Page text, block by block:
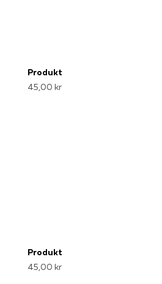
Produkt
45,00 kr
Produkt
45,00 kr